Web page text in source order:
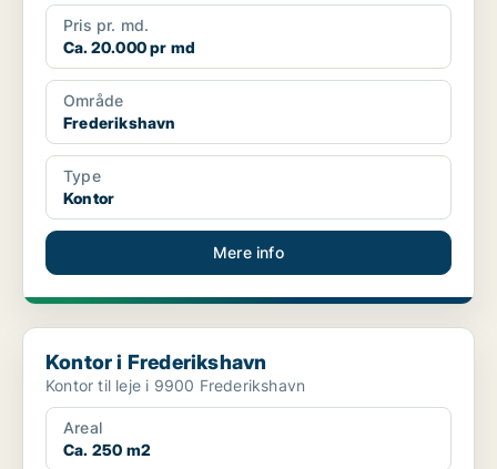
Pris pr. md.
Ca. 20.000 pr md
Område
Frederikshavn
Type
Kontor
Mere info
Kontor i Frederikshavn
Kontor i Frederikshavn
Kontor til leje i 9900 Frederikshavn
Areal
Ca. 250 m2